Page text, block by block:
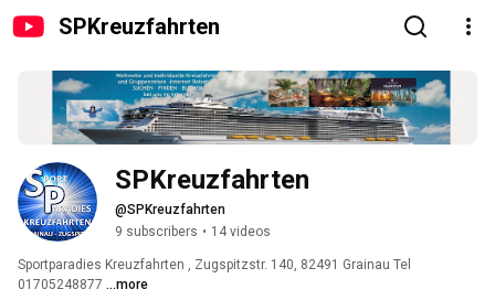
SPKreuzfahrten
SPKreuzfahrten
@SPKreuzfahrten
9 subscribers • 14 videos
Sportparadies Kreuzfahrten , Zugspitzstr. 140, 82491 Grainau Tel
01705248877 ...more